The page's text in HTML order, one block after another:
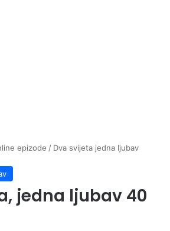
epizode / Dva svijeta jedna ljubav
jedna ljubav 40